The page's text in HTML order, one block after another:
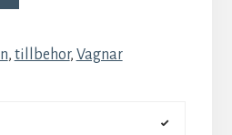
, tillbehor, Vagnar